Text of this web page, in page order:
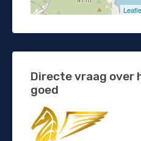
Directe vraag over
goed